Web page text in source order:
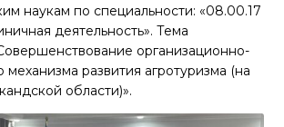
наукам по специальности: «08.00.17
деятельность». Тема
организационно-
механизма развития агротуризма (на
области)».